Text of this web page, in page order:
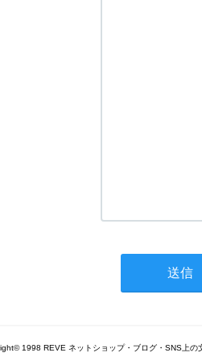
1998 REVE ネットショップ・ブログ・SNS上の